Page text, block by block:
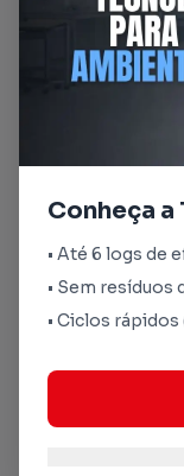
Conheça
• Até 6 logs de
• Sem resíduos
• Ciclos
https://
Microtrac
A Dafratec
soluções
partículas, líder